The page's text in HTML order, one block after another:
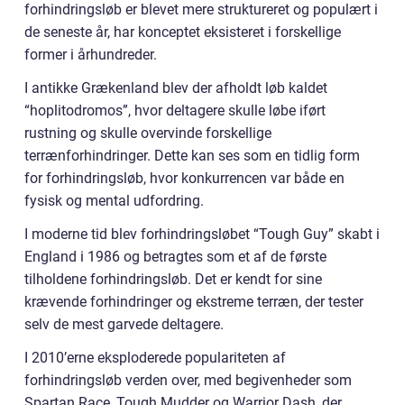
forhindringsløb er blevet mere struktureret og populært i
de seneste år, har konceptet eksisteret i forskellige
former i århundreder.
I antikke Grækenland blev der afholdt løb kaldet
“hoplitodromos”, hvor deltagere skulle løbe iført
rustning og skulle overvinde forskellige
terrænforhindringer. Dette kan ses som en tidlig form
for forhindringsløb, hvor konkurrencen var både en
fysisk og mental udfordring.
I moderne tid blev forhindringsløbet “Tough Guy” skabt i
England i 1986 og betragtes som et af de første
tilholdene forhindringsløb. Det er kendt for sine
krævende forhindringer og ekstreme terræn, der tester
selv de mest garvede deltagere.
I 2010’erne eksploderede populariteten af
forhindringsløb verden over, med begivenheder som